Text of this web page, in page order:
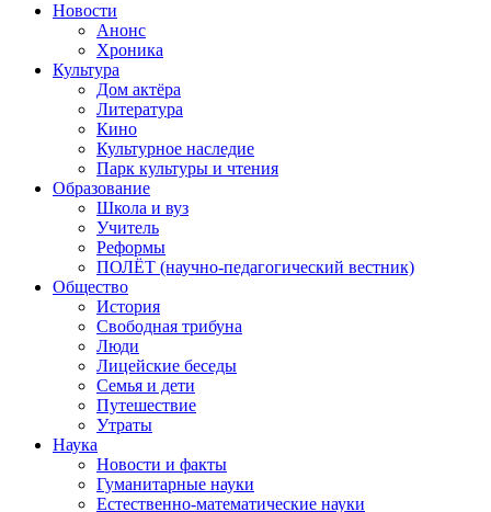
Новости
Анонс
Хроника
Культура
Дом актёра
Литература
Кино
Культурное наследие
Парк культуры и чтения
Образование
Школа и вуз
Учитель
Реформы
ПОЛЁТ (научно-педагогический вестник)
Общество
История
Свободная трибуна
Люди
Лицейские беседы
Семья и дети
Путешествие
Утраты
Наука
Новости и факты
Гуманитарные науки
Естественно-математические науки